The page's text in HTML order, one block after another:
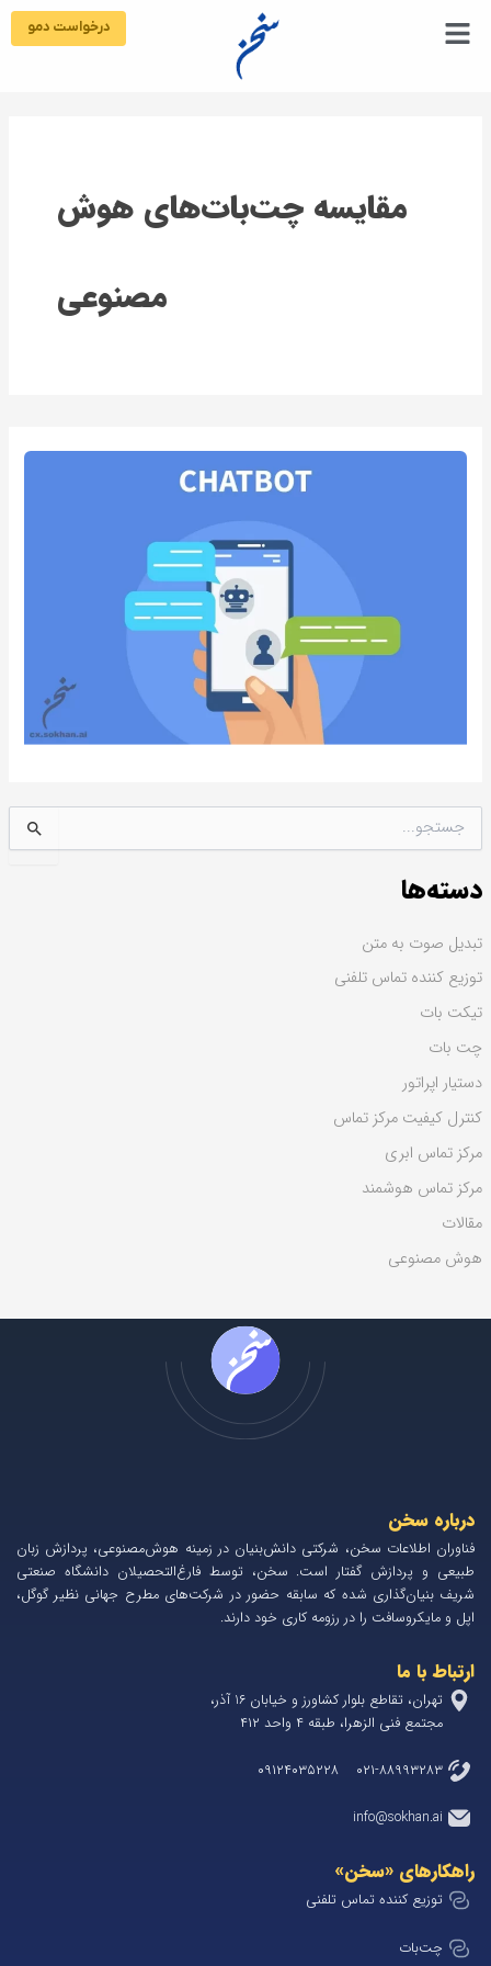
درخواست دمو
س
ج
ب
ا
ی
:
دسته‌ها
تبدیل صوت به متن
توزیع کننده تماس تلفنی
تیکت بات
چت بات
دستیار اپراتور
کنترل کیفیت مرکز تماس
مرکز تماس ابری
مرکز تماس هوشمند
مقالات
هوش مصنوعی
مقایسه چت‌بات‌های هوش
مصنوعی
ارتباط با ما
تهران، تقاطع بلوار کشاورز و خیابان 1۶ آذر،
مجتمع فنی الزهرا، طبقه ۴ واحد ۴۱۲
۰۲۱-۸۸۹۹۳۲۸۳ ۰۹۱۲۴۰۳۵۲۲۸
info@sokhan.ai
درباره سخن
فناوران اطلاعات سخن، شرکتی دانش‌بنیان در زمینه هوش‌مصنوعی، پردازش زبان
طبیعی و پردازش گفتار است. سخن، توسط فارغ‌التحصیلان دانشگاه صنعتی
شریف بنیان‌گذاری شده که سابقه حضور در شرکت‌های مطرح جهانی نظیر گوگل،
اپل و مایکروسافت را در رزومه کاری خود دارند.
راهکارهای «سخن»
توزیع کننده تماس تلفنی
چت‌بات